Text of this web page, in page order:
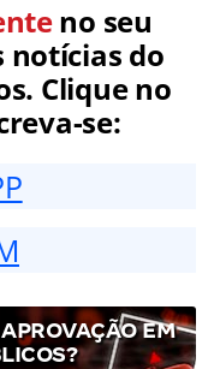
no seu
notícias do
Clique no
se:
EM